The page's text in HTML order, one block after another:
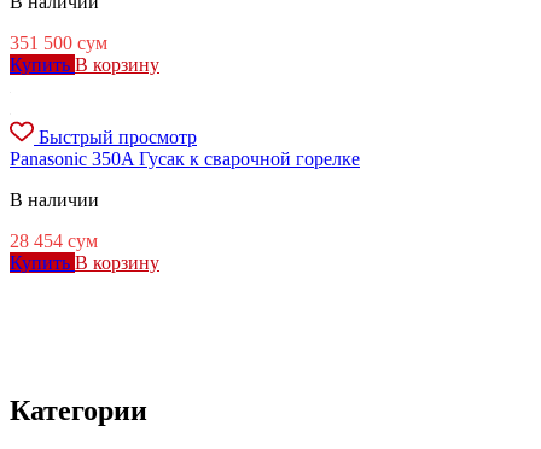
351 500 сум
Купить В корзину
Быстрый просмотр
Panasonic 350A Гусак к сварочной горелке
В наличии
28 454 сум
Купить В корзину
Категории